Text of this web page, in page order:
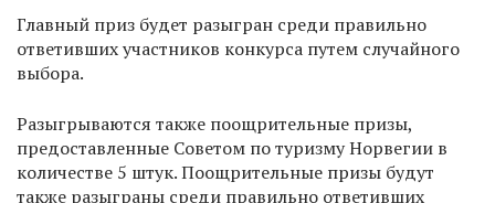
Главный приз будет разыгран среди правильно
ответивших участников конкурса путем случайного
выбора.
Разыгрываются также поощрительные призы,
предоставленные Советом по туризму Норвегии в
количестве 5 штук. Поощрительные призы будут
также разыграны среди правильно ответивших